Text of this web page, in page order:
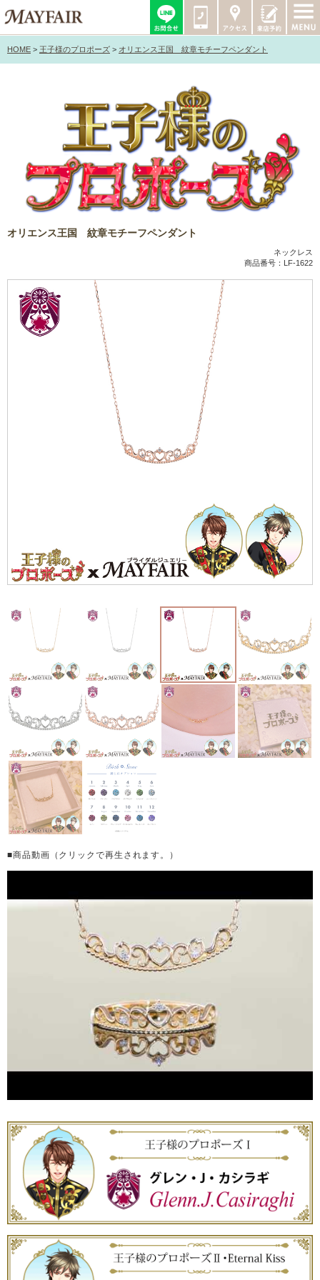
HOME > 王子様のプロポーズ > オリエンス王国 紋章モチーフペンダント
オリエンス王国 紋章モチーフペンダント
ネックレス
商品番号：LF-1622
■商品動画（クリックで再生されます。）